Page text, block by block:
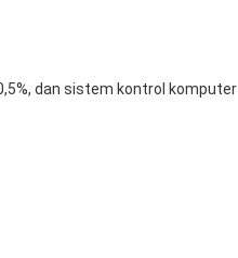
dan sistem kontrol komputer